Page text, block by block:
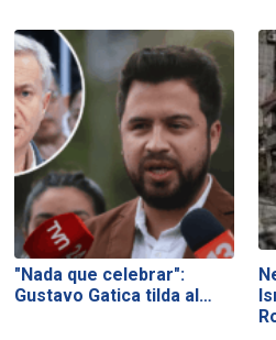
"Nada que celebrar":
Gustavo Gatica tilda al…